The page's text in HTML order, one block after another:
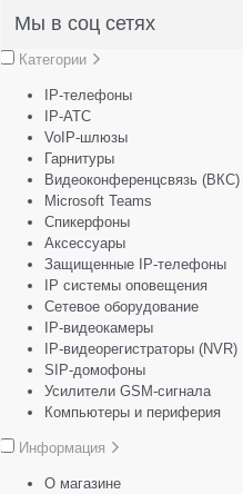
Мы в соц сетях
Категории
IP-телефоны
IP-АТС
VoIP-шлюзы
Гарнитуры
Видеоконференцсвязь (ВКС)
Microsoft Teams
Спикерфоны
Аксессуары
Защищенные IP-телефоны
IP системы оповещения
Сетевое оборудование
IP-видеокамеры
IP-видеорегистраторы (NVR)
SIP-домофоны
Усилители GSM-сигнала
Компьютеры и периферия
Информация
О магазине